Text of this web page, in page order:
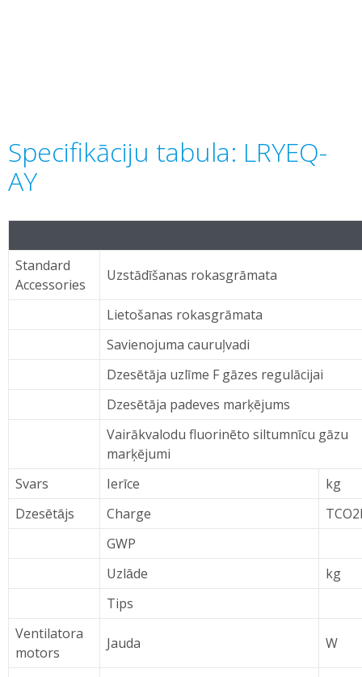
Specifikāciju tabula: LRYEQ-
AY
Standard
Accessories
Uzstādīšanas rokasgrāmata
Lietošanas rokasgrāmata
Savienojuma cauruļvadi
Dzesētāja uzlīme F gāzes regulācijai
Dzesētāja padeves marķējums
Vairākvalodu fluorinēto siltumnīcu gāzu
marķējumi
Svars
Ierīce
kg
Dzesētājs
Charge
GWP
Uzlāde
kg
Tips
Ventilatora
motors
Jauda W